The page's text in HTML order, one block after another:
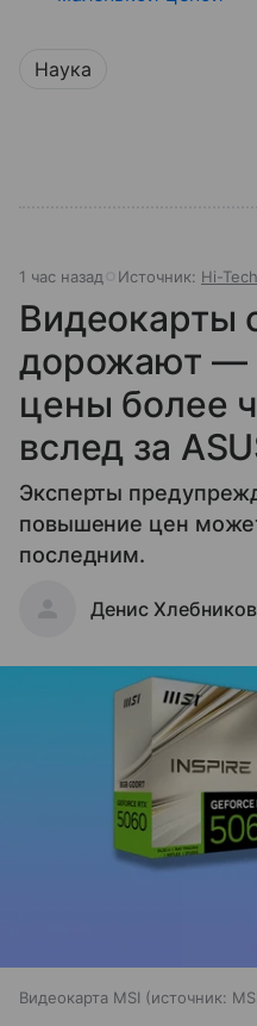
Наука
1 час назад Источник: Hi-
Видеокарты
дорожают —
цены более
вслед за
Эксперты
повышение цен
последним.
Денис Хлебников
Видеокарта MSI источник: MSI